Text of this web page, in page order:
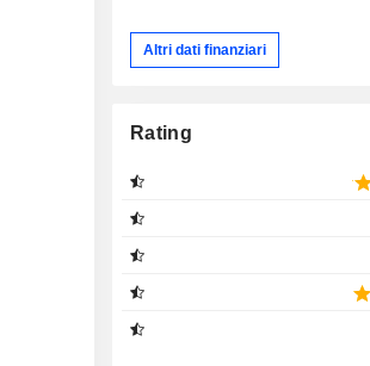
Altri dati finanziari
Rating